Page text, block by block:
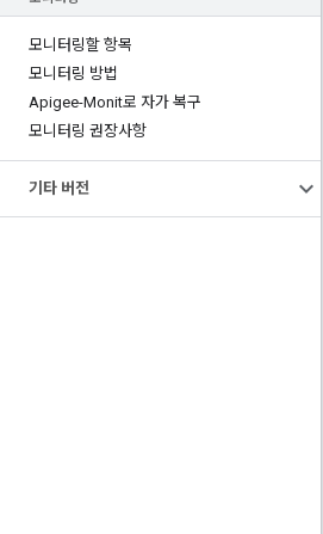
모니터링할 항목
모니터링 방법
Apigee-Monit로 자가 복구
모니터링 권장사항
기타 버전